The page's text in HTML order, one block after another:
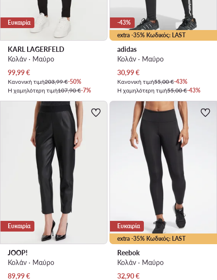
Ευκαιρία
KARL LAGERFELD
Κολάν · Μαύρο
Τρέχουσα τιμή
99,99€
Κανονική τιμή203,99 €-50%
Η χαμηλότερη τιμή107,90 €-7%
extra -35% Κωδικός: LAST
-43%
adidas
Κολάν · Μαύρο
Τρέχουσα τιμή
30,99€
Κανονική τιμή55,00 €-43%
Η χαμηλότερη τιμή55,00 €-43%
Ευκαιρία
JOOP!
Κολάν · Μαύρο
Τρέχουσα τιμή
89,99€
extra -35% Κωδικός: LAST
Ευκαιρία
Reebok
Κολάν · Μαύρο
Τρέχουσα τιμή
32,90€